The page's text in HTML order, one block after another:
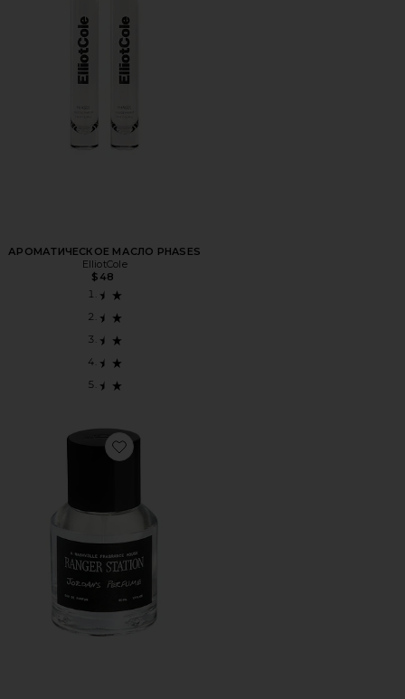
АРОМАТИЧЕСКОЕ МАСЛО PHASES
ElliotCole
$48
Favorite ПАРФУМ JORDAN'S PERFUME